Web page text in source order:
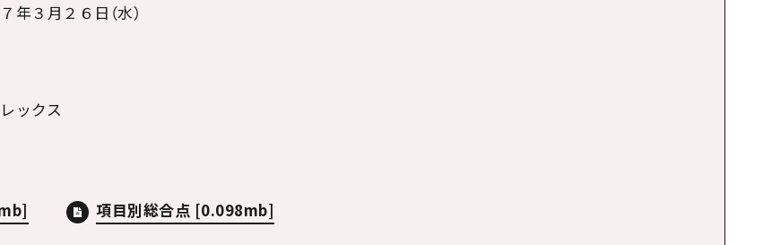
年３月２６日（水）
ックス
項目別総合点 [0.098mb]